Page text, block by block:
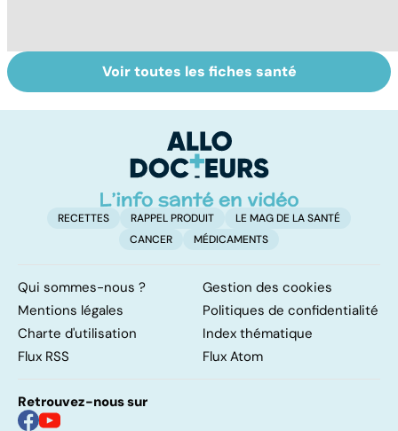
VIH : la maladie
dont on ne guérit
Tout savoir sur
les infections
Voir toutes les fiches santé
RECETTES RAPPEL PRODUIT
LE MAG DE LA SANTÉ
CANCER
MÉDICAMENTS
Qui sommes-nous ?
Gestion des cookies
Mentions légales
Politiques de confidentialité
Charte d'utilisation
Index thématique
Flux RSS
Flux Atom
Retrouvez-nous sur